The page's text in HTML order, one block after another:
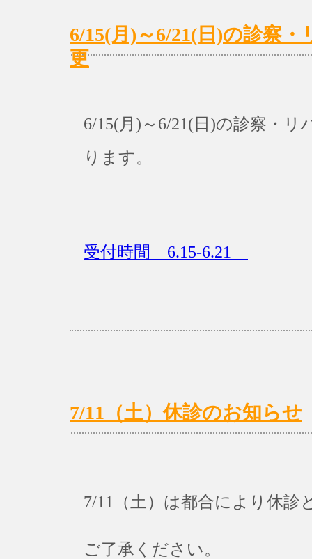
6/15(月)～6/21(日)の診察
更
6/15(月)～6/21(日)の診察・
ります。
受付時間 6.15-6.21
7/11（土）休診のお知らせ
7/11（土）は都合により休診
ご了承ください。